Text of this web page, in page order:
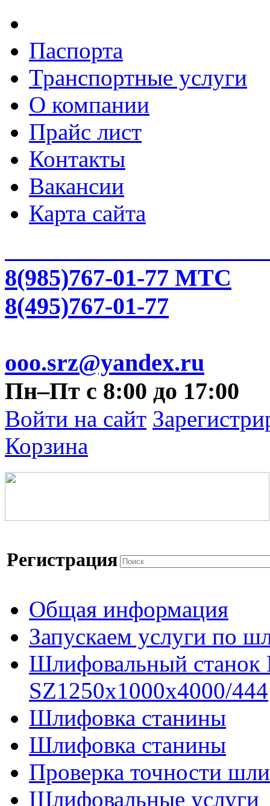
Паспорта
Транспортные услуги
О компании
Прайс лист
Контакты
Вакансии
Карта сайта
8(985)767-01-77 МТС
8(495)767-01-77
ooo.srz@yandex.ru
Пн–Пт с 8:00 до 17:00
Войти на сайт
Корзина
Регистрация
Общая информация
Запускаем услуги по
Шлифовальный
SZ1250x1000x4000/444
Шлифовка станины
Шлифовка станины
Проверка точности
Шлифовальные услуги